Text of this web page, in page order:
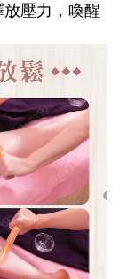
壓力， 喚醒